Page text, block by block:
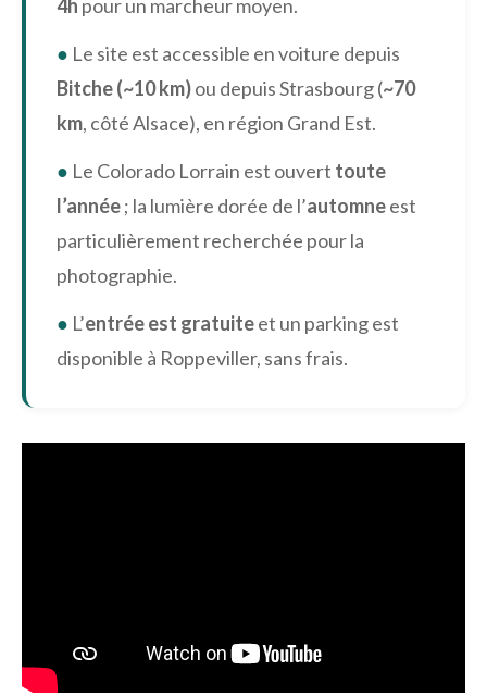
4h pour un marcheur moyen.
● Le site est accessible en voiture depuis
Bitche (~10 km)ou depuis Strasbourg (~70
km, côté Alsace), en région Grand Est.
● Le Colorado Lorrain est ouvert toute
l’année; la lumière dorée de l’automneest
particulièrement recherchée pour la
photographie.
● L’entrée est gratuiteet un parking est
disponible à Roppeviller, sans frais.